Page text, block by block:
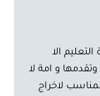
الا
و امة لا
لاخراج